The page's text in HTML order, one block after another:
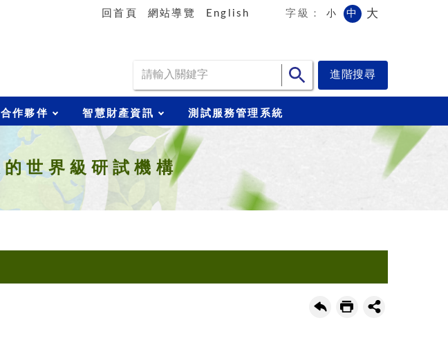
回首頁 網站導覽 English 字級： 小 中 大
合作夥伴 智慧財產資訊 測試服務管理系統
世界級研試機構